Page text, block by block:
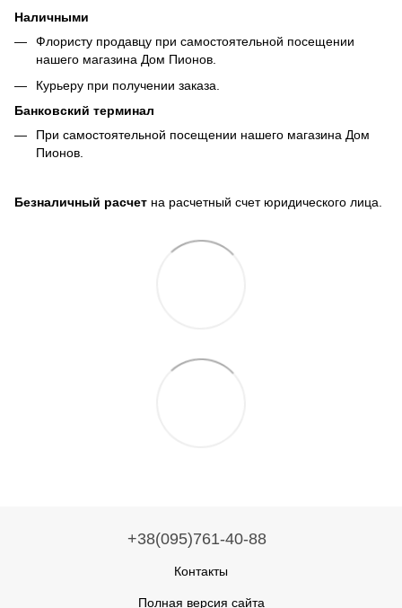
Наличными
Флористу продавцу при самостоятельной посещении
нашего магазина Дом Пионов.
Курьеру при получении заказа.
Банковский терминал
При самостоятельной посещении нашего магазина Дом
Пионов.
Безналичный расчет на расчетный счет юридического лица.
+38(095)761-40-88
Контакты
Полная версия сайта